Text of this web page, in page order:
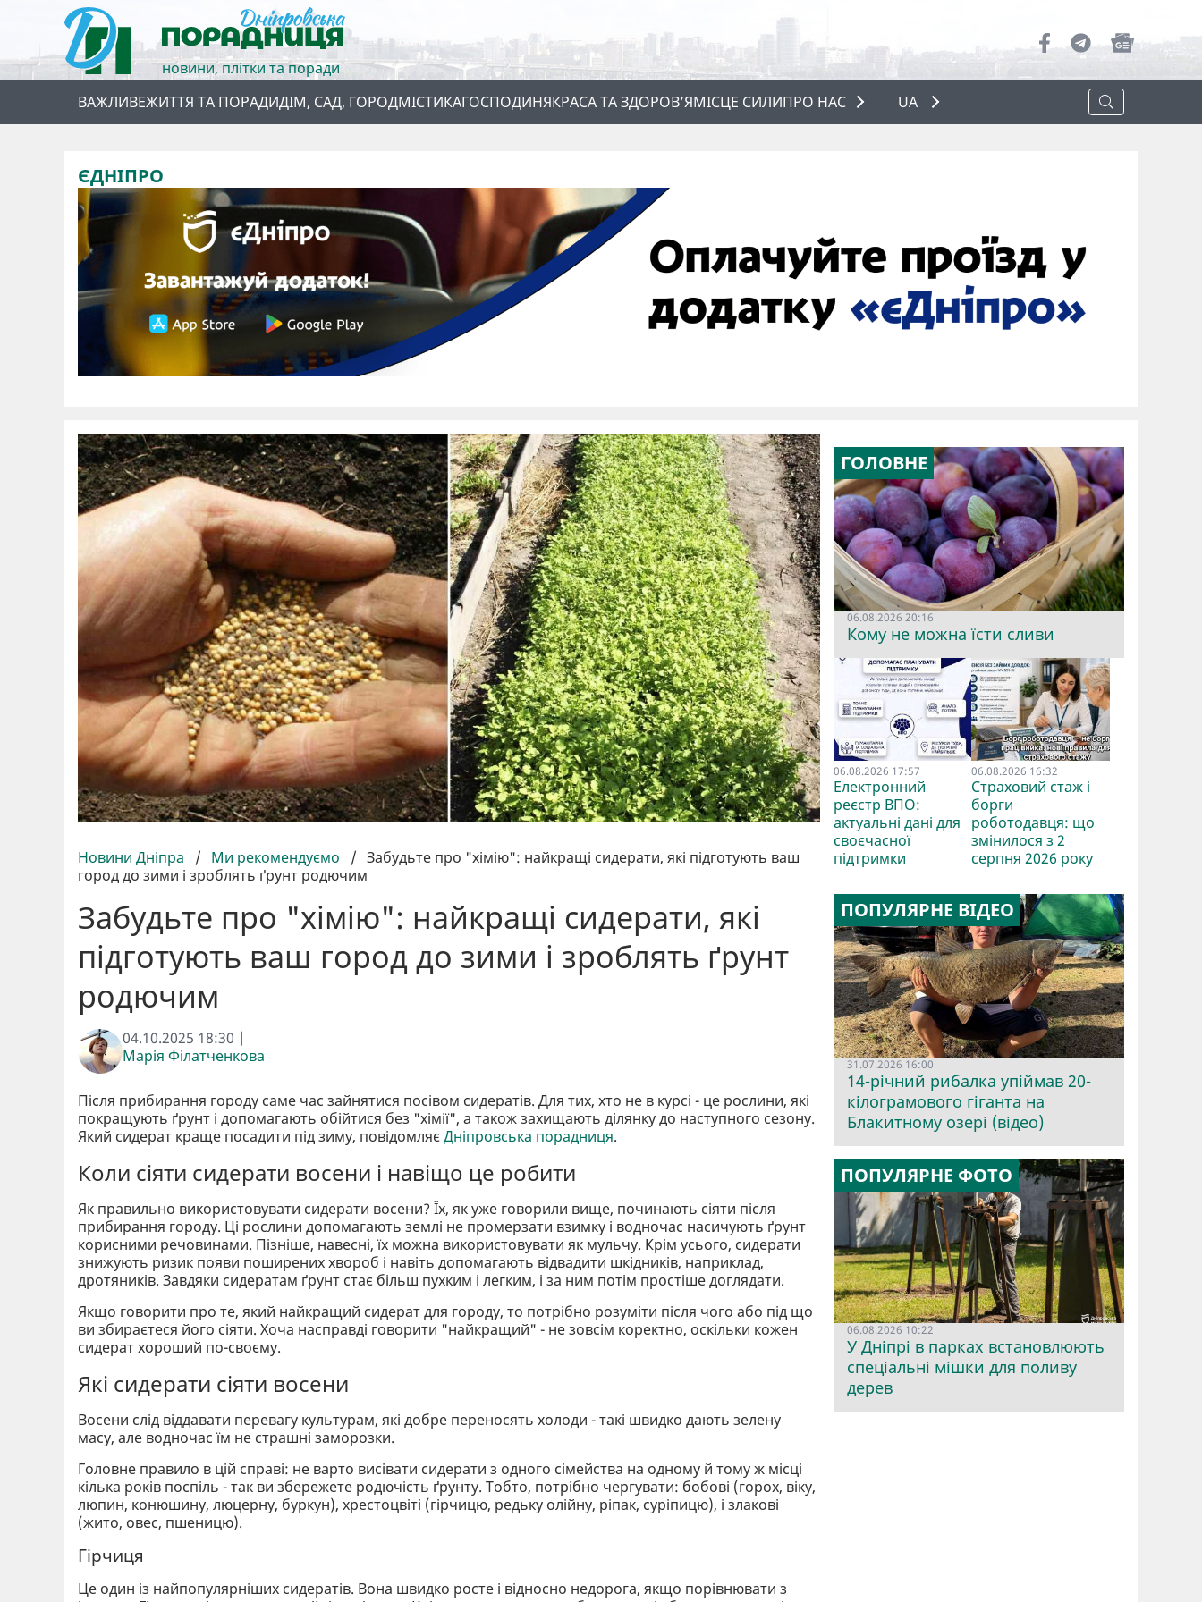
новини, плітки та поради
ВАЖЛИВЕЖИТТЯ ТА ПОРАДИДІМ, САД, ГОРОДМІСТИКАГОСПОДИНЯКРАСА ТА ЗДОРОВ’ЯМІСЦЕ СИЛИПРО НАС
ПРО НАС
UA
ЄДНІПРО
Новини Дніпра / Ми рекомендуємо / Забудьте про "хімію": найкращі сидерати, які підготують ваш
город до зими і зроблять ґрунт родючим
Забудьте про "хімію": найкращі сидерати, які
підготують ваш город до зими і зроблять ґрунт
родючим
04.10.2025 18:30 |
Марія Філатченкова
Після прибирання городу саме час зайнятися посівом сидератів. Для тих, хто не в курсі - це рослини, які
покращують ґрунт і допомагають обійтися без "хімії", а також захищають ділянку до наступного сезону.
Який сидерат краще посадити під зиму, повідомляєДніпровська порадниця.
Коли сіяти сидерати восени і навіщо це робити
Як правильно використовувати сидерати восени? Їх, як уже говорили вище, починають сіяти після
прибирання городу. Ці рослини допомагають землі не промерзати взимку і водночас насичують ґрунт
корисними речовинами. Пізніше, навесні, їх можна використовувати як мульчу. Крім усього, сидерати
знижують ризик появи поширених хвороб і навіть допомагають відвадити шкідників, наприклад,
дротяників. Завдяки сидератам ґрунт стає більш пухким і легким, і за ним потім простіше доглядати.
Якщо говорити про те, який найкращий сидерат для городу, то потрібно розуміти після чого або під що
ви збираєтеся його сіяти. Хоча насправді говорити "найкращий" - не зовсім коректно, оскільки кожен
сидерат хороший по-своєму.
Які сидерати сіяти восени
Восени слід віддавати перевагу культурам, які добре переносять холоди - такі швидко дають зелену
масу, але водночас їм не страшні заморозки.
Головне правило в цій справі: не варто висівати сидерати з одного сімейства на одному й тому ж місці
кілька років поспіль - так ви збережете родючість ґрунту. Тобто, потрібно чергувати: бобові (горох, віку,
люпин, конюшину, люцерну, буркун), хрестоцвіті (гірчицю, редьку олійну, ріпак, суріпицю), і злакові
(жито, овес, пшеницю).
Гірчиця
Це один із найпопулярніших сидератів. Вона швидко росте і відносно недорога, якщо порівнювати з
ГОЛОВНЕ
06.08.2026 20:16
Кому не можна їсти сливи
06.08.2026 17:57
Електронний
реєстр ВПО:
актуальні дані для
своєчасної
підтримки
06.08.2026 16:32
Страховий стаж і
борги
роботодавця: що
змінилося з 2
серпня 2026 року
ПОПУЛЯРНЕ ВІДЕО
31.07.2026 16:00
14-річний рибалка упіймав 20-
кілограмового гіганта на
Блакитному озері (відео)
ПОПУЛЯРНЕ ФОТО
06.08.2026 10:22
У Дніпрі в парках встановлюють
спеціальні мішки для поливу
дерев